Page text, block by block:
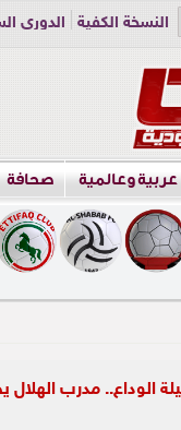
النسخة الكفية الدوري
عربية وعالمية صحافة
الوداع.. مدرب الهلال